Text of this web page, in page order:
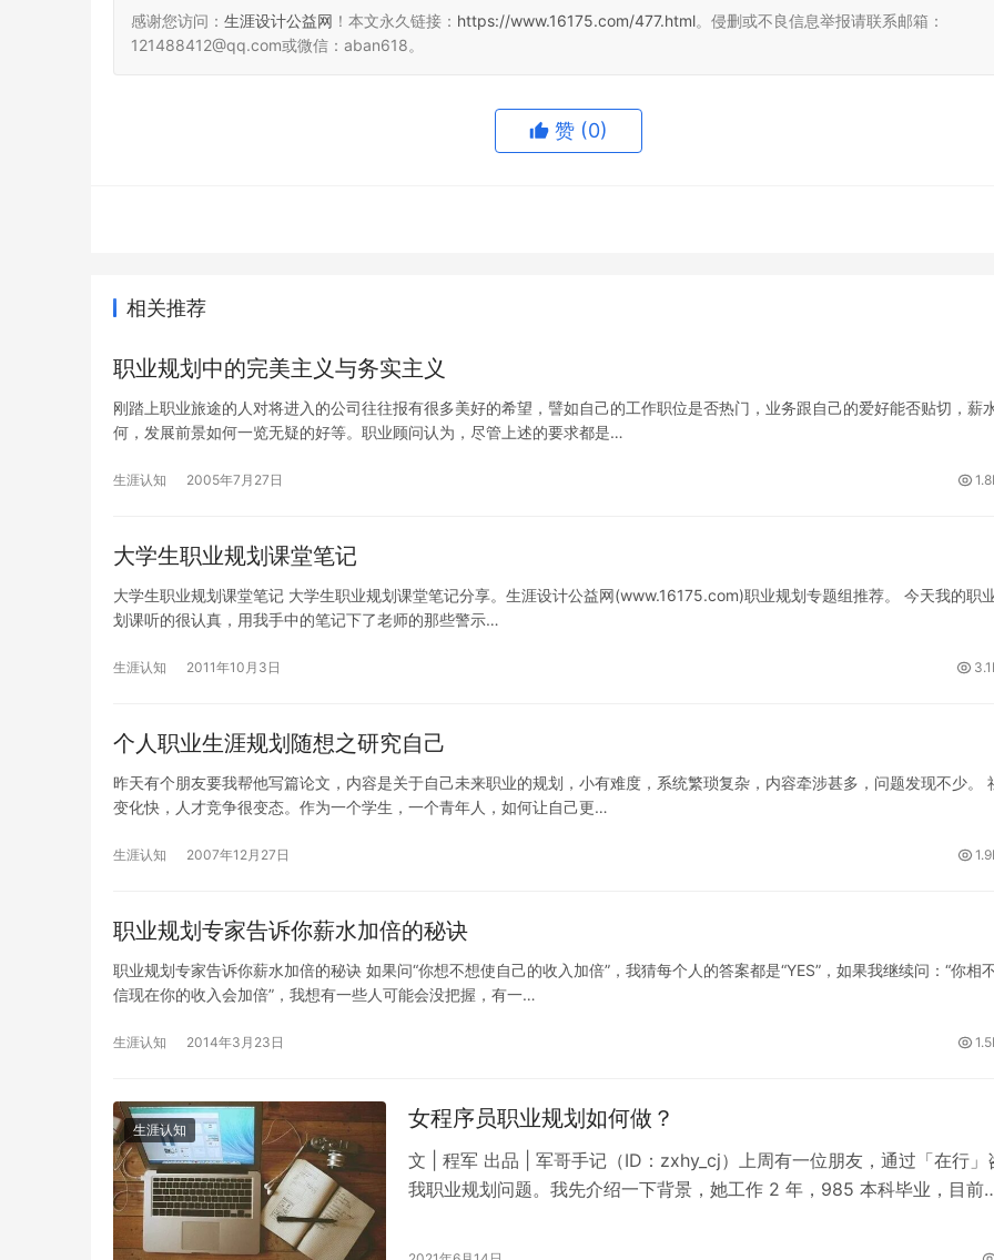
感谢您访问： 生涯设计公益网 ！本文永久链接： https://www.16175.com/477.html。侵删或不良信息举报请联系邮箱：
121488412@qq.com或微信：aban618。
赞 (0)
相关推荐
职业规划中的完美主义与务实主义
刚踏上职业旅途的人对将进入的公司往往报有很多美好的希望，譬如自己的工作职位是否热门，业务跟自己的爱好能否贴切，薪
何，发展前景如何一览无疑的好等。职业顾问认为，尽管上述的要求都是…
生涯认知 2005年7月27日
大学生职业规划课堂笔记
大学生职业规划课堂笔记 大学生职业规划课堂笔记分享。生涯设计公益网(www.16175.com)职业规划专题组推荐。 今天我的职
划课听的很认真，用我手中的笔记下了老师的那些警示…
生涯认知 2011年10月3日
个人职业生涯规划随想之研究自己
昨天有个朋友要我帮他写篇论文，内容是关于自己未来职业的规划，小有难度，系统繁琐复杂，内容牵涉甚多，问题发现不少。
变化快，人才竞争很变态。作为一个学生，一个青年人，如何让自己更…
生涯认知 2007年12月27日
职业规划专家告诉你薪水加倍的秘诀
职业规划专家告诉你薪水加倍的秘诀 如果问“你想不想使自己的收入加倍”，我猜每个人的答案都是“YES”，如果我继续问：“你相
信现在你的收入会加倍”，我想有一些人可能会没把握，有一…
生涯认知 2014年3月23日
生涯认知 女程序员职业规划如何做？
文 | 程军 出品 | 军哥手记（ID：zxhy_cj）上周有一位朋友，通过「在行」
我职业规划问题。我先介绍一下背景，她工作 2 年，985 本科毕业，目前